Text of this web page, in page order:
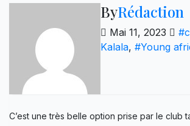
ByRédaction
Mai 11, 2023
Kalala, #Young
C’est une très belle option prise par le club